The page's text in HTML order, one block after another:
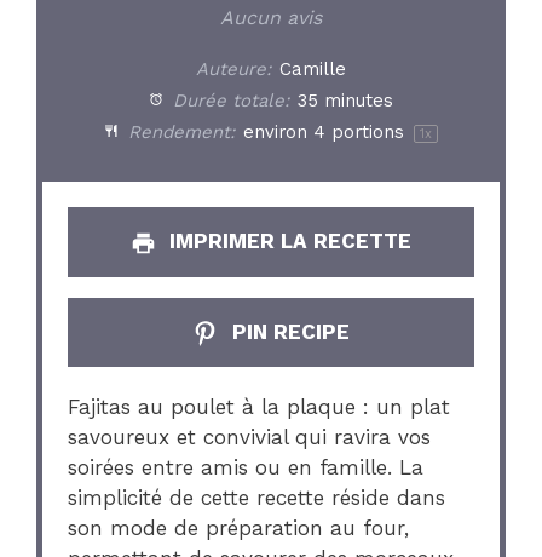
Stars
Stars
Star
Aucun avis
Auteure: Camille
Durée totale: 35 minutes
Rendement: environ 4 portions 1 x
IMPRIMER LA RECETTE
PIN RECIPE
Fajitas au poulet à la plaque : un plat
savoureux et convivial qui ravira vos
soirées entre amis ou en famille. La
simplicité de cette recette réside dans
son mode de préparation au four,